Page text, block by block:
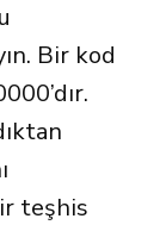
Bir kod
teşhis